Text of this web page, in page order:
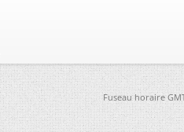
Fuseau horaire